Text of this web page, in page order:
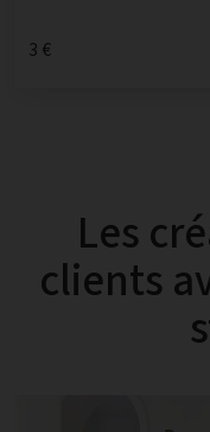
3 €
Les
clients